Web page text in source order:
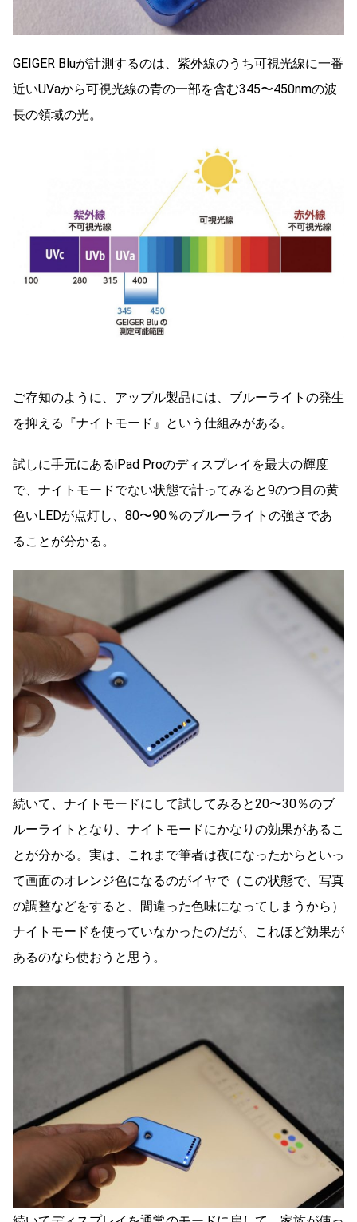
GEIGER Bluが計測するのは、紫外線のうち可視光線に一番
近いUVaから可視光線の青の一部を含む345〜450nmの波
長の領域の光。
ご存知のように、アップル製品には、ブルーライトの発生
を抑える『ナイトモード』という仕組みがある。
試しに手元にあるiPad Proのディスプレイを最大の輝度
で、ナイトモードでない状態で計ってみると9のつ目の黄
色いLEDが点灯し、80〜90％のブルーライトの強さであ
ることが分かる。
続いて、ナイトモードにして試してみると20〜30％のブ
ルーライトとなり、ナイトモードにかなりの効果があるこ
とが分かる。実は、これまで筆者は夜になったからといっ
て画面のオレンジ色になるのがイヤで（この状態で、写真
の調整などをすると、間違った色味になってしまうから）
ナイトモードを使っていなかったのだが、これほど効果が
あるのなら使おうと思う。